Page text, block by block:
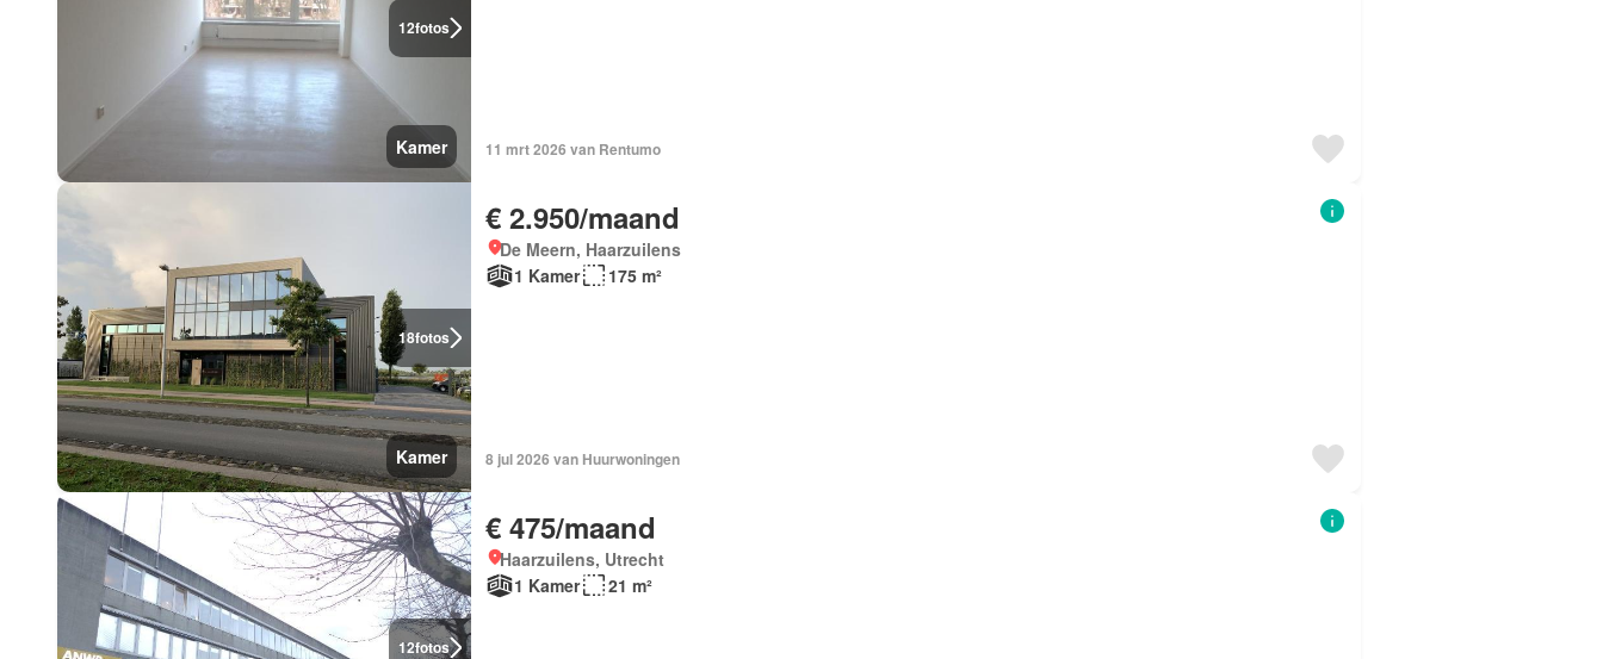
12fotos
Kamer 11 mrt 2026 van Rentumo
18fotos
Kamer
€ 2.950/maand
De Meern, Haarzuilens
1 Kamer
175 m²
8 jul 2026 van Huurwoningen
12fotos
€ 475/maand
Haarzuilens, Utrecht
1 Kamer
21 m²